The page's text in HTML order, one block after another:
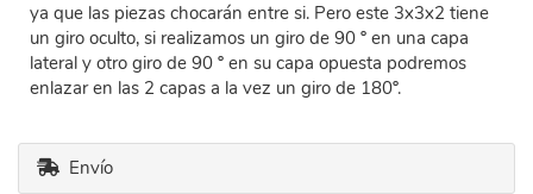
ya que las piezas chocarán entre si. Pero este 3x3x2 tiene
un giro oculto, si realizamos un giro de 90 º en una capa
lateral y otro giro de 90 º en su capa opuesta podremos
enlazar en las 2 capas a la vez un giro de 180º.
Envío